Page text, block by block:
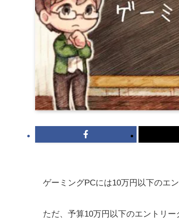
ゲーミングPCには10万円以下のエ
ただ、予算10万円以下のエントリ